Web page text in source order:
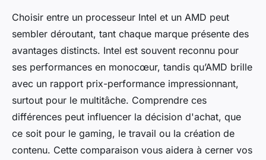
Choisir entre un processeur Intel et un AMD peut
sembler déroutant, tant chaque marque présente des
avantages distincts. Intel est souvent reconnu pour
ses performances en monocœur, tandis qu’AMD brille
avec un rapport prix-performance impressionnant,
surtout pour le multitâche. Comprendre ces
différences peut influencer la décision d'achat, que
ce soit pour le gaming, le travail ou la création de
contenu. Cette comparaison vous aidera à cerner vos